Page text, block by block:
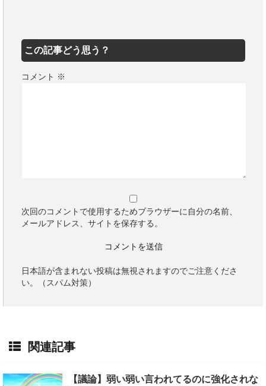
この記事どう思う？
コメント ※
次回のコメントで使用するためブラウザーに自分の名前、
メールアドレス、サイトを保存する。
日本語が含まれない投稿は無視されますのでご注意くださ
い。（スパム対策）
関連記事
【議論】弱い弱い言われてるのに強化されな